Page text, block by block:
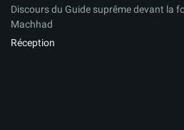
Discours du Guide suprême devant la
Machhad
Réception